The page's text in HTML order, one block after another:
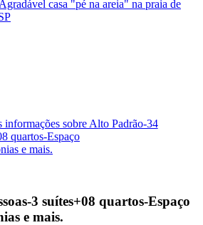
casa "pé na areia" na praia de
informações sobre Alto Padrão-34
quartos-Espaço
e mais.
3 suítes+08 quartos-Espaço
e mais.